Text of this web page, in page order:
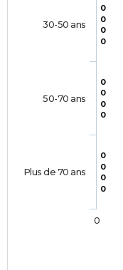
0
0
0
0
0
0
0
0
0
0
0
0
30-50 ans
50-70 ans
Plus de 70 ans
0